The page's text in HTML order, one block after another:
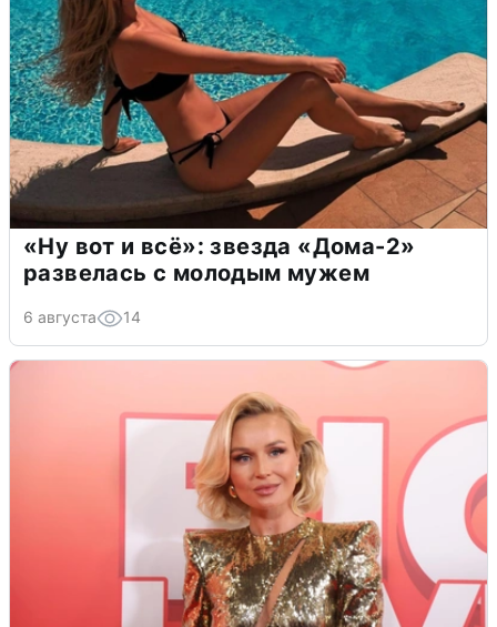
«Ну вот и всё»: звезда «Дома-2»
развелась с молодым мужем
6 августа 14